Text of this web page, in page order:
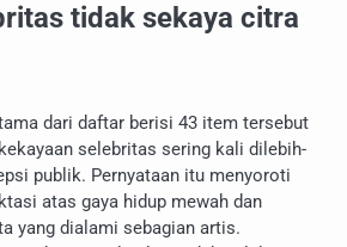
tidak sekaya citra
dari daftar berisi 43 item tersebut
selebritas sering kali dilebih-
publik. Pernyataan itu menyoroti
atas gaya hidup mewah dan
yang dialami sebagian artis.